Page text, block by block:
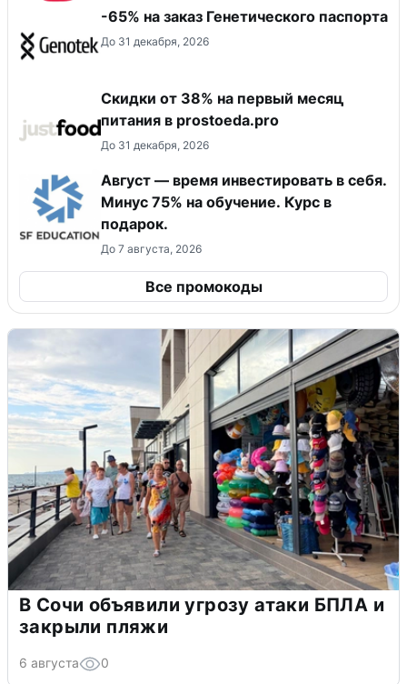
-65% на заказ Генетического паспорта
До 31 декабря, 2026
​Скидки от 38% на первый месяц
питания в prostoeda.pro
До 31 декабря, 2026
Август — время инвестировать в себя.
Минус 75% на обучение. Курс в
подарок.
До 7 августа, 2026
Все промокоды
В Сочи объявили угрозу атаки БПЛА и
закрыли пляжи
6 августа 0